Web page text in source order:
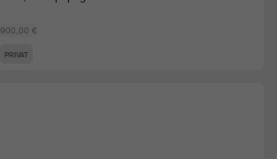
900,00 €
PRIVAT